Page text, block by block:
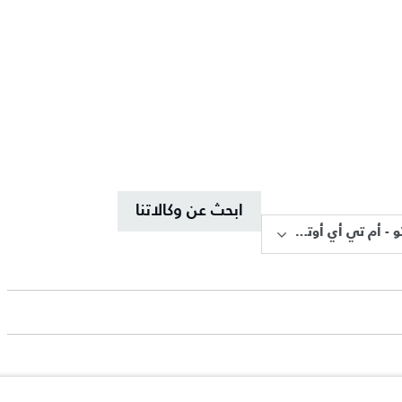
معرض مبيعات جوزيف تيتو - أم تي أي أوتو موتيف
ابحث عن وكالاتنا